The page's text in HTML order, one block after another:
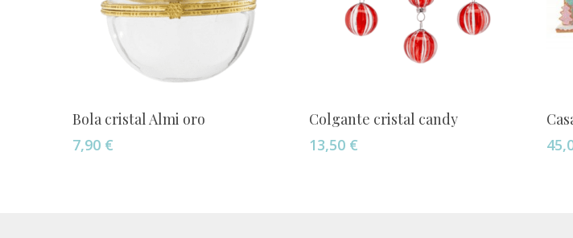
Añadir Al Carrito
Bola cristal Almi oro
7,90 €
Añadir Al Carrito
Colgante cristal candy
13,50 €